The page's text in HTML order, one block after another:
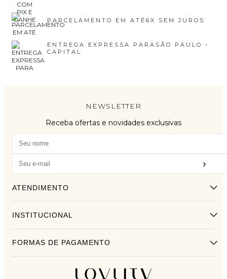
PARCELAMENTO EM ATÉ 6X SEM JUROS
ENTREGA EXPRESSA PARA SÃO PAULO -
CAPITAL
NEWSLETTER
Receba ofertas e novidades exclusivas
›
ATENDIMENTO
INSTITUCIONAL
FORMAS DE PAGAMENTO